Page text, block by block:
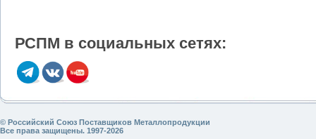
РСПМ в социальных сетях:
© Российский Союз Поставщиков Металлопродукции
Все права защищены. 1997-2026